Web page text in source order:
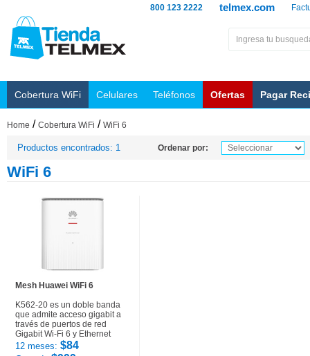
telmex.com
800 123 2222
Cobertura WiFi Celulares Teléfonos Ofertas Pagar
Home / Cobertura WiFi / WiFi 6
Productos encontrados: 1 Ordenar por:
WiFi 6
Mesh Huawei WiFi 6
K562-20 es un doble banda
que admite acceso gigabit a
través de puertos de red
Gigabit Wi-Fi 6 y Ethernet
12 meses: $84